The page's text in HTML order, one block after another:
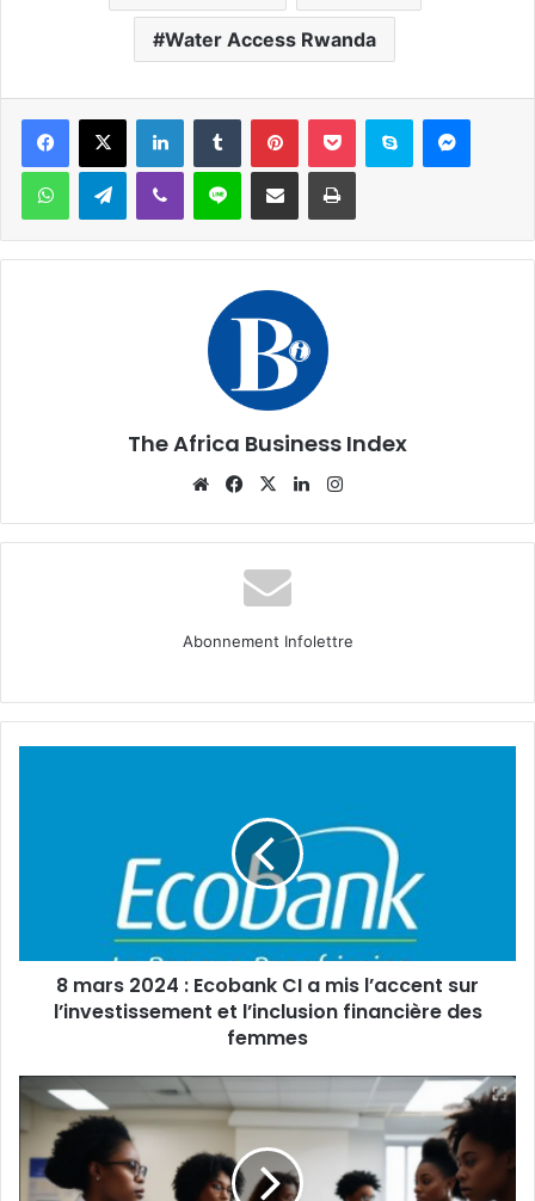
Water Access Rwanda
Facebook
X LinkedinTumblr PinterestPocket Skype
WhatsAppTelegramViber Ligne Partager par email Imprimer
The Africa Business Index
WebsiteFacebook
X Linkedin
Abonnement Infolettre
sur
l’investissement
des
femmes
8 mars 2024 : Ecobank CI a mis l’accent sur
l’investissement et l’inclusion financière des
femmes
peut-
elle
être